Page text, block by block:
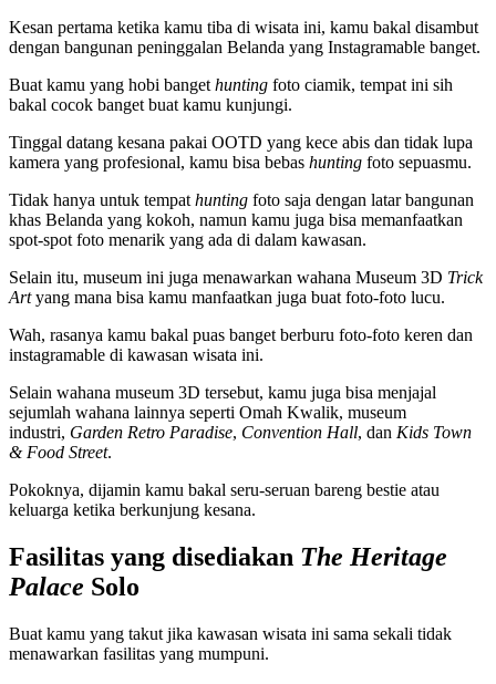
Kesan pertama ketika kamu tiba di wisata ini, kamu bakal disambut
dengan bangunan peninggalan Belanda yang Instagramable banget.
Buat kamu yang hobi banget hunting foto ciamik, tempat ini sih
bakal cocok banget buat kamu kunjungi.
Tinggal datang kesana pakai OOTD yang kece abis dan tidak lupa
kamera yang profesional, kamu bisa bebas hunting foto sepuasmu.
Tidak hanya untuk tempat hunting foto saja dengan latar bangunan
khas Belanda yang kokoh, namun kamu juga bisa memanfaatkan
spot-spot foto menarik yang ada di dalam kawasan.
Selain itu, museum ini juga menawarkan wahana Museum 3D Trick
Artyang mana bisa kamu manfaatkan juga buat foto-foto lucu.
Wah, rasanya kamu bakal puas banget berburu foto-foto keren dan
instagramable di kawasan wisata ini.
Selain wahana museum 3D tersebut, kamu juga bisa menjajal
sejumlah wahana lainnya seperti Omah Kwalik, museum
industri, Garden Retro Paradise, Convention Hall, dan Kids Town
& Food Street.
Pokoknya, dijamin kamu bakal seru-seruan bareng bestie atau
keluarga ketika berkunjung kesana.
Fasilitas yang disediakan The Heritage
Palace Solo
Buat kamu yang takut jika kawasan wisata ini sama sekali tidak
menawarkan fasilitas yang mumpuni.